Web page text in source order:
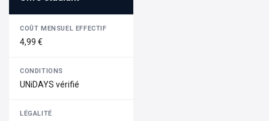
4,99 €
UNiDAYS vérifié